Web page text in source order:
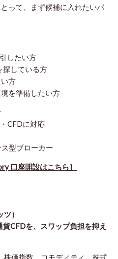
って、まず候補に入れたいバ
したい方
探している方
方
を準備したい方
CFDに対応
型ブローカー
口座開設はこちら］
）
CFDを、スワップ負担を抑え
株価指数、コモディティ、株式